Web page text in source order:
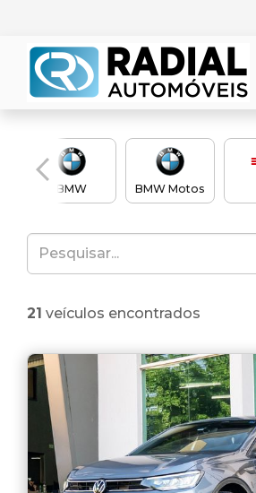
BMW BMW Motos
21 veículos encontrados